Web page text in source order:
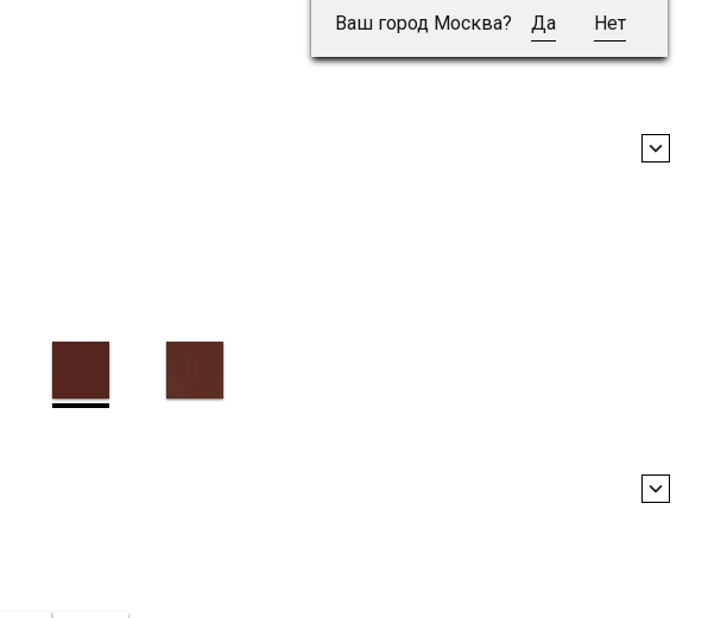
Ваш город Москва? Да Нет